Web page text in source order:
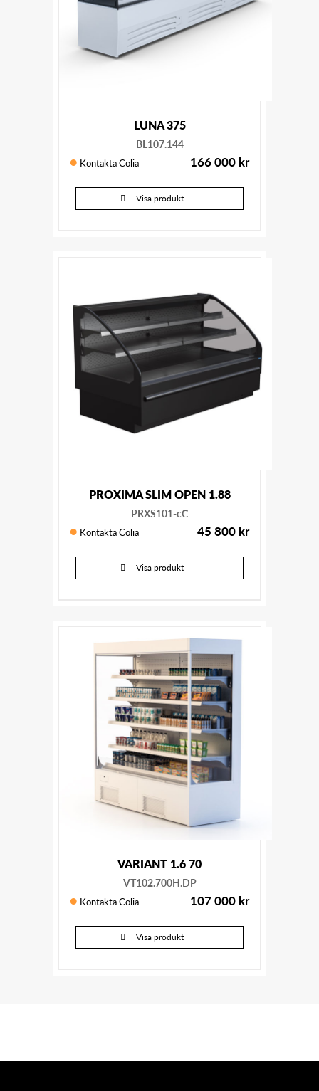
LUNA 375
BL107.144
Kontakta Colia 166 000 kr
Visa produkt
PROXIMA SLIM OPEN 1.88
PRXS101-cC
Kontakta Colia 45 800 kr
Visa produkt
VARIANT 1.6 70
VT102.700H.DP
Kontakta Colia 107 000 kr
Visa produkt